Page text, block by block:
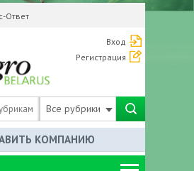
Ответ
Вход
Регистрация
Все рубрики
КОМПАНИЮ